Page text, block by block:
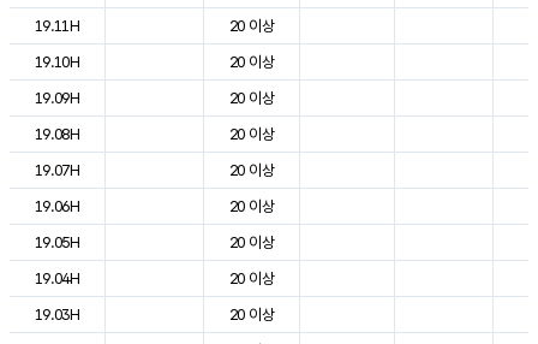
19.11H
20 이상
19.10H
20 이상
19.09H
20 이상
19.08H
20 이상
19.07H
20 이상
19.06H
20 이상
19.05H
20 이상
19.04H
20 이상
19.03H
20 이상